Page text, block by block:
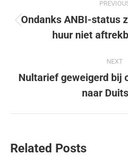
Ondanks ANBI-status
huur niet
NEXT
Nultarief geweigerd bij
naar
Related Posts